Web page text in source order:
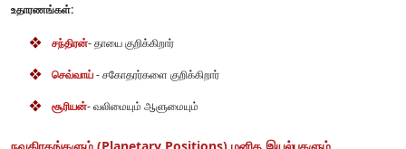
உதாரணங்கள்:
சந்திரன்- தாயை குறிக்கிறார்
செவ்வாய்- சகோதரர்களை குறிக்கிறார்
சூரியன்- வலிமையும் ஆளுமையும்